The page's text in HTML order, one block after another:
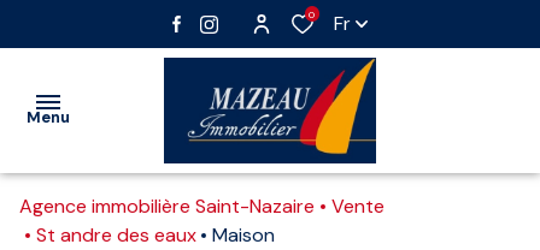
0 Fr
Menu
VENTE
Agence immobilière Saint-Nazaire
Vente
St andre des eaux
Maison